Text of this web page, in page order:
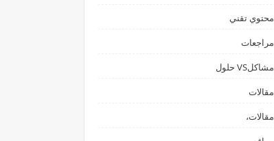
محتوي تقني
مراجعات
مشاكلVS حلول
مقالات
مقالات،